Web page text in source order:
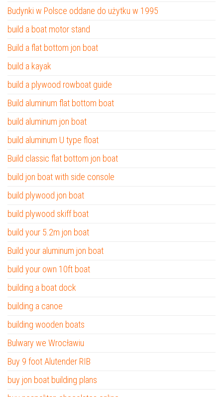
Budynki w Polsce oddane do użytku w 1995
build a boat motor stand
Build a flat bottom jon boat
build a kayak
build a plywood rowboat guide
Build aluminum flat bottom boat
build aluminum jon boat
build aluminum U type float
Build classic flat bottom jon boat
build jon boat with side console
build plywood jon boat
build plywood skiff boat
build your 5.2m jon boat
Build your aluminum jon boat
build your own 10ft boat
building a boat dock
building a canoe
building wooden boats
Bulwary we Wrocławiu
Buy 9 foot Alutender RIB
buy jon boat building plans